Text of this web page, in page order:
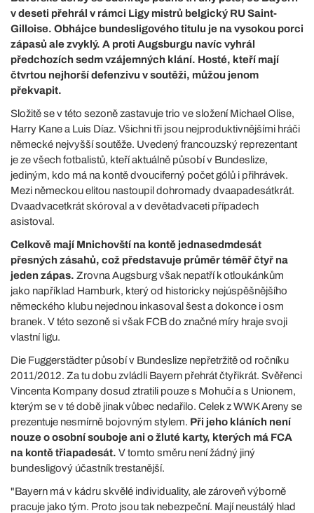
v deseti přehrál v rámci Ligy mistrů belgický RU Saint-
Gilloise. Obhájce bundesligového titulu je na vysokou porci
zápasů ale zvyklý. A proti Augsburgu navíc vyhrál
předchozích sedm vzájemných klání. Hosté, kteří mají
čtvrtou nejhorší defenzivu v soutěži, můžou jenom
překvapit.
Složitě se v této sezoně zastavuje trio ve složení Michael Olise,
Harry Kane a Luis Díaz. Všichni tři jsou nejproduktivnějšími hráči
německé nejvyšší soutěže. Uvedený francouzský reprezentant
je ze všech fotbalistů, kteří aktuálně působí v Bundeslize,
jediným, kdo má na kontě dvouciferný počet gólů i přihrávek.
Mezi německou elitou nastoupil dohromady dvaapadesátkrát.
Dvaadvacetkrát skóroval a v devětadvaceti případech
asistoval.
Celkově mají Mnichovští na kontě jednasedmdesát
přesných zásahů, což představuje průměr téměř čtyř na
jeden zápas. Zrovna Augsburg však nepatří k otloukánkům
jako například Hamburk, který od historicky nejúspěšnějšího
německého klubu nejednou inkasoval šest a dokonce i osm
branek. V této sezoně si však FCB do značné míry hraje svoji
vlastní ligu.
Die Fuggerstädter působí v Bundeslize nepřetržitě od ročníku
2011/2012. Za tu dobu zvládli Bayern přehrát čtyřikrát. Svěřenci
Vincenta Kompany dosud ztratili pouze s Mohučí a s Unionem,
kterým se v té době jinak vůbec nedařilo. Celek z WWK Areny se
prezentuje nesmírně bojovným stylem. Při jeho kláních není
nouze o osobní souboje ani o žluté karty, kterých má FCA
na kontě třiapadesát. V tomto směru není žádný jiný
bundesligový účastník trestanější.
"Bayern má v kádru skvělé individuality, ale zároveň výborně
pracuje jako tým. Proto jsou tak nebezpeční. Mají neustálý hlad